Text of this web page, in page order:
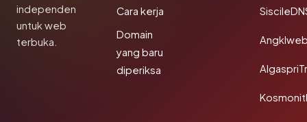
independen
untuk web
terbuka.
Cara kerja
Domain
yang baru
diperiksa